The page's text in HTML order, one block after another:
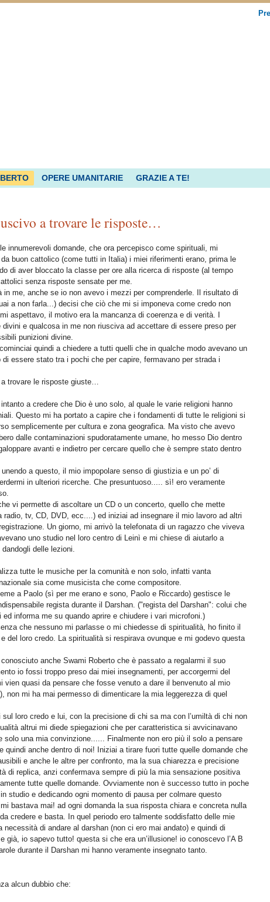
OPERE UMANITARIE GRAZIE A TE!
a trovare le risposte…
innumerevoli domande, che ora percepisco come spirituali, mi
buon cattolico (come tutti in Italia) i miei riferimenti erano, prima le
di aver bloccato la classe per ore alla ricerca di risposte (al tempo
senza risposte sensate per me.
me, anche se io non avevo i mezzi per comprenderle. Il risultato di
a non farla...) decisi che ciò che mi si imponeva come credo non
aspettavo, il motivo era la mancanza di coerenza e di verità. I
e qualcosa in me non riusciva ad accettare di essere preso per
punizioni divine.
quindi a chiedere a tutti quelli che in qualche modo avevano un
essere stato tra i pochi che per capire, fermavano per strada i
trovare le risposte giuste…
a credere che Dio è uno solo, al quale le varie religioni hanno
Questo mi ha portato a capire che i fondamenti di tutte le religioni si
semplicemente per cultura e zona geografica. Ma visto che avevo
dalle contaminazioni spudoratamente umane, ho messo Dio dentro
avanti e indietro per cercare quello che è sempre stato dentro
a questo, il mio impopolare senso di giustizia e un po’ di
in ulteriori ricerche. Che presuntuoso..... sì! ero veramente
vi permette di ascoltare un CD o un concerto, quello che mette
tv, CD, DVD, ecc....) ed iniziai ad insegnare il mio lavoro ad altri
Un giorno, mi arrivò la telefonata di un ragazzo che viveva
uno studio nel loro centro di Leinì e mi chiese di aiutarlo a
delle lezioni.
tutte le musiche per la comunità e non solo, infatti vanta
sia come musicista che come compositore.
a Paolo (sì per me erano e sono, Paolo e Riccardo) gestisce le
regista durante il Darshan. ("regista del Darshan": colui che
informa me su quando aprire e chiudere i vari microfoni.)
che nessuno mi parlasse o mi chiedesse di spiritualità, ho finito il
del loro credo. La spiritualità si respirava ovunque e mi godevo questa
anche Swami Roberto che è passato a regalarmi il suo
io fossi troppo preso dai miei insegnamenti, per accorgermi del
vien quasi da pensare che fosse venuto a dare il benvenuto al mio
non mi ha mai permesso di dimenticare la mia leggerezza di quel
loro credo e lui, con la precisione di chi sa ma con l’umiltà di chi non
altrui mi diede spiegazioni che per caratteristica si avvicinavano
una mia convinzione...... Finalmente non ero più il solo a pensare
quindi anche dentro di noi! Iniziai a tirare fuori tutte quelle domande che
e anche le altre per confronto, ma la sua chiarezza e precisione
di replica, anzi confermava sempre di più la mia sensazione positiva
tutte quelle domande. Ovviamente non è successo tutto in poche
studio e dedicando ogni momento di pausa per colmare questo
bastava mai! ad ogni domanda la sua risposta chiara e concreta nulla
credere e basta. In quel periodo ero talmente soddisfatto delle mie
di andare al darshan (non ci ero mai andato) e quindi di
già, io sapevo tutto! questa si che era un’illusione! io conoscevo l’A B
durante il Darshan mi hanno veramente insegnato tanto.
alcun dubbio che: